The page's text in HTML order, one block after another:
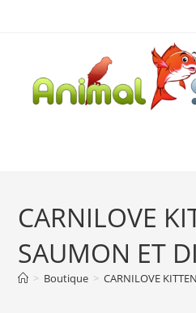
CARNILOVE
SAUMON ET
> Boutique > CARNILOVE